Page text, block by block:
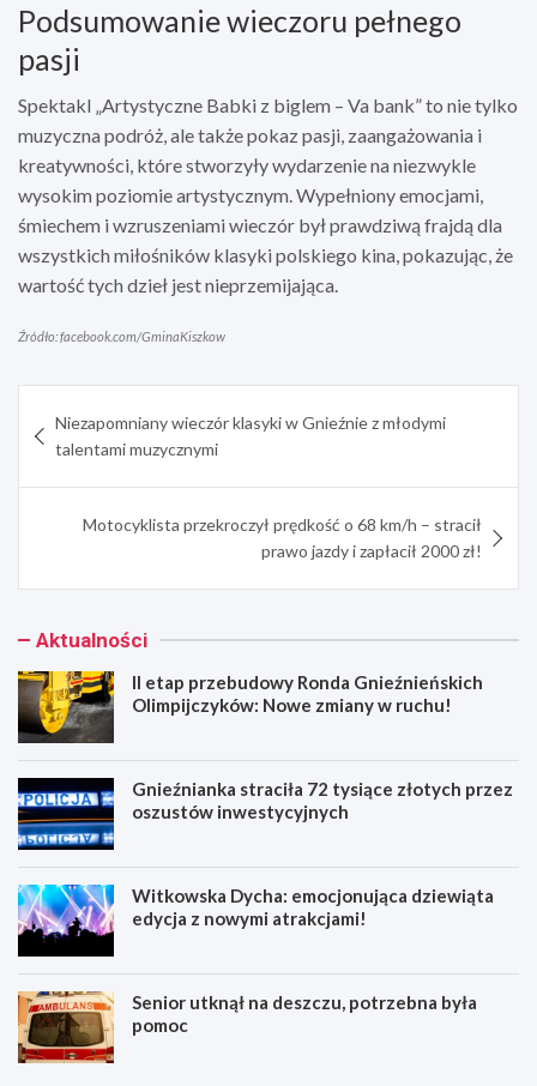
Podsumowanie wieczoru pełnego
pasji
Spektakl „Artystyczne Babki z biglem – Va bank” to nie tylko
muzyczna podróż, ale także pokaz pasji, zaangażowania i
kreatywności, które stworzyły wydarzenie na niezwykle
wysokim poziomie artystycznym. Wypełniony emocjami,
śmiechem i wzruszeniami wieczór był prawdziwą frajdą dla
wszystkich miłośników klasyki polskiego kina, pokazując, że
wartość tych dzieł jest nieprzemijająca.
Źródło: facebook.com/GminaKiszkow
wpisu
Niezapomniany wieczór klasyki w Gnieźnie z młodymi
talentami muzycznymi
Motocyklista przekroczył prędkość o 68 km/h – stracił
prawo jazdy i zapłacił 2000 zł!
Aktualności
II etap przebudowy Ronda Gnieźnieńskich
Olimpijczyków: Nowe zmiany w ruchu!
Gnieźnianka straciła 72 tysiące złotych przez
oszustów inwestycyjnych
Witkowska Dycha: emocjonująca dziewiąta
edycja z nowymi atrakcjami!
Senior utknął na deszczu, potrzebna była
pomoc
IG